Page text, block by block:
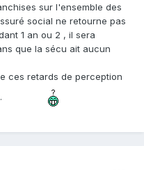
sur l'ensemble des
social ne retourne pas
1 an ou 2 , il sera
que la sécu ait aucun
ces retards de perception